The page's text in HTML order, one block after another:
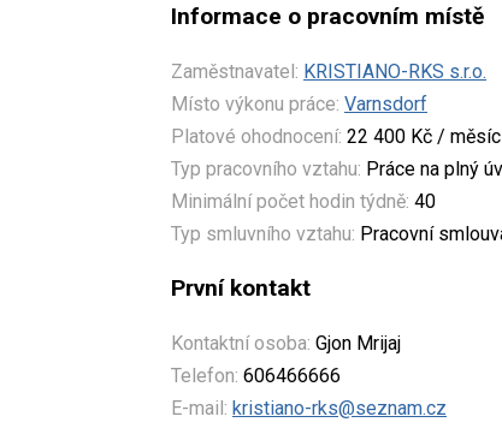
Informace o pracovním místě
Zaměstnavatel: KRISTIANO-RKS s.r.o.
Místo výkonu práce: Varnsdorf
Platové ohodnocení: 22 400 Kč / měsíc
Typ pracovního vztahu: Práce na plný
Minimální počet hodin týdně: 40
Typ smluvního vztahu: Pracovní
První kontakt
Kontaktní osoba: Gjon Mrijaj
Telefon: 606466666
E-mail: kristiano-rks@seznam.cz